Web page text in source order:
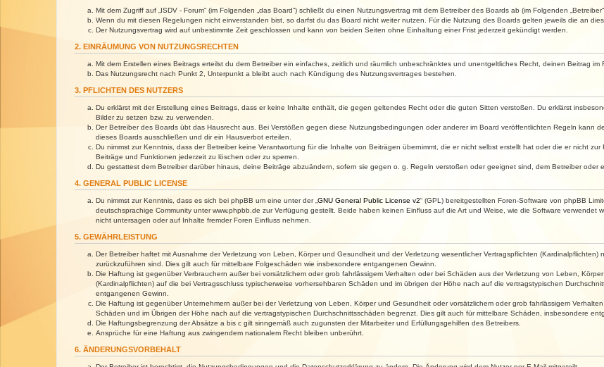
Mit dem Zugriff auf „ISDV - Forum“ (im Folgenden „das Board“) schließt du einen Nutzungsvertrag mit dem Betreiber des Boards ab (im Folgenden
Wenn du mit diesen Regelungen nicht einverstanden bist, so darfst du das Board nicht weiter nutzen. Für die Nutzung des Boards gelten jeweils die an
Der Nutzungsvertrag wird auf unbestimmte Zeit geschlossen und kann von beiden Seiten ohne Einhaltung einer Frist jederzeit gekündigt werden.
2. EINRÄUMUNG VON NUTZUNGSRECHTEN
Mit dem Erstellen eines Beitrags erteilst du dem Betreiber ein einfaches, zeitlich und räumlich unbeschränktes und unentgeltliches Recht, deinen Beitrag im
Das Nutzungsrecht nach Punkt 2, Unterpunkt a bleibt auch nach Kündigung des Nutzungsvertrages bestehen.
3. PFLICHTEN DES NUTZERS
Du erklärst mit der Erstellung eines Beitrags, dass er keine Inhalte enthält, die gegen geltendes Recht oder die guten Sitten verstoßen. Du erklärst
Bilder zu setzen bzw. zu verwenden.
Der Betreiber des Boards übt das Hausrecht aus. Bei Verstößen gegen diese Nutzungsbedingungen oder anderer im Board veröffentlichten Regeln kann
dieses Boards ausschließen und dir ein Hausverbot erteilen.
Du nimmst zur Kenntnis, dass der Betreiber keine Verantwortung für die Inhalte von Beiträgen übernimmt, die er nicht selbst erstellt hat oder die er nicht
Beiträge und Funktionen jederzeit zu löschen oder zu sperren.
Du gestattest dem Betreiber darüber hinaus, deine Beiträge abzuändern, sofern sie gegen o. g. Regeln verstoßen oder geeignet sind, dem Betreiber oder
4. GENERAL PUBLIC LICENSE
Du nimmst zur Kenntnis, dass es sich bei phpBB um eine unter der „ GNU General Public License v2“ (GPL) bereitgestellten Foren-Software von phpBB
deutschsprachige Community unter www.phpbb.de zur Verfügung gestellt. Beide haben keinen Einfluss auf die Art und Weise, wie die Software verwendet
nicht untersagen oder auf Inhalte fremder Foren Einfluss nehmen.
5. GEWÄHRLEISTUNG
Der Betreiber haftet mit Ausnahme der Verletzung von Leben, Körper und Gesundheit und der Verletzung wesentlicher Vertragspflichten
zurückzuführen sind. Dies gilt auch für mittelbare Folgeschäden wie insbesondere entgangenen Gewinn.
Die Haftung ist gegenüber Verbrauchern außer bei vorsätzlichem oder grob fahrlässigem Verhalten oder bei Schäden aus der Verletzung von Leben,
(Kardinalpflichten) auf die bei Vertragsschluss typischerweise vorhersehbaren Schäden und im übrigen der Höhe nach auf die vertragstypischen
entgangenen Gewinn.
Die Haftung ist gegenüber Unternehmern außer bei der Verletzung von Leben, Körper und Gesundheit oder vorsätzlichem oder grob fahrlässigem
Schäden und im Übrigen der Höhe nach auf die vertragstypischen Durchschnittsschäden begrenzt. Dies gilt auch für mittelbare Schäden, insbesondere
Die Haftungsbegrenzung der Absätze a bis c gilt sinngemäß auch zugunsten der Mitarbeiter und Erfüllungsgehilfen des Betreibers.
Ansprüche für eine Haftung aus zwingendem nationalem Recht bleiben unberührt.
6. ÄNDERUNGSVORBEHALT